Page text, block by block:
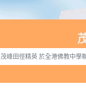
茂峰田徑精英 於全港佛教中學